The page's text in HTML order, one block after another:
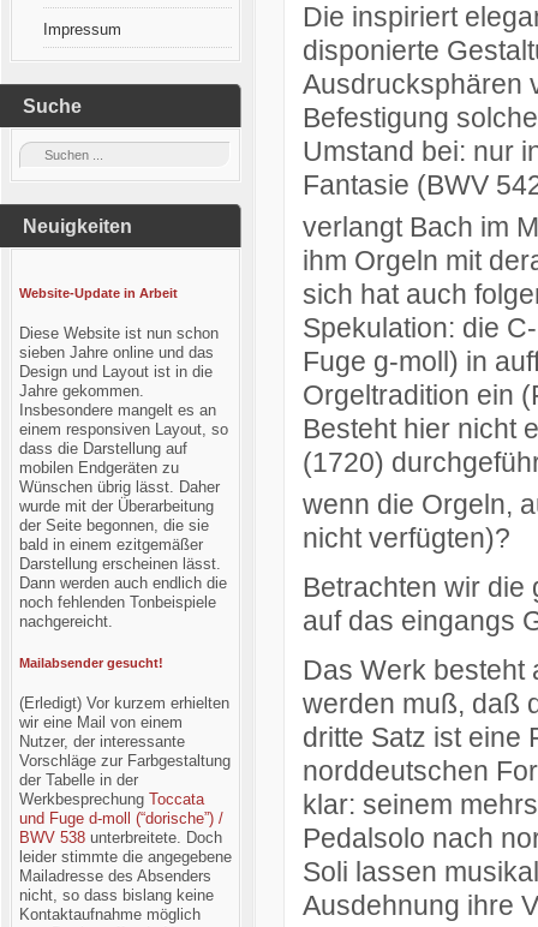
Impressum
Suche
Neuigkeiten
Website-Update in Arbeit
Diese Website ist nun schon
sieben Jahre online und das
Design und Layout ist in die
Jahre gekommen.
Insbesondere mangelt es an
einem responsiven Layout, so
dass die Darstellung auf
mobilen Endgeräten zu
Wünschen übrig lässt. Daher
wurde mit der Überarbeitung
der Seite begonnen, die sie
bald in einem ezitgemäßer
Darstellung erscheinen lässt.
Dann werden auch endlich die
noch fehlenden Tonbeispiele
nachgereicht.
Mailabsender gesucht!
(Erledigt) Vor kurzem erhielten
wir eine Mail von einem
Nutzer, der interessante
Vorschläge zur Farbgestaltung
der Tabelle in der
Werkbesprechung Toccata
und Fuge d-moll (“dorische”) /
BWV 538unterbreitete. Doch
leider stimmte die angegebene
Mailadresse des Absenders
nicht, so dass bislang keine
Kontaktaufnahme möglich
Die inspiriert
disponierte
Ausdrucksphären
Befestigung
Umstand bei: nur
Fantasie (BWV
verlangt Bach im
ihm Orgeln mit
sich hat auch
Spekulation: die
Fuge g-moll) in
Orgeltradition ein
Besteht hier nicht
(1720)
wenn die Orgeln,
nicht verfügten)?
Betrachten wir die
auf das eingangs
Das Werk besteht
werden muß, daß
dritte Satz ist eine
norddeutschen
klar: seinem
Pedalsolo nach
Soli lassen
Ausdehnung ihre